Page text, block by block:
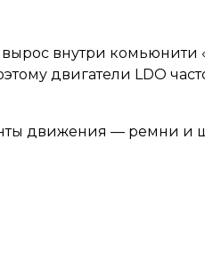
внутри комьюнити
двигатели LDO
движения — ремни и